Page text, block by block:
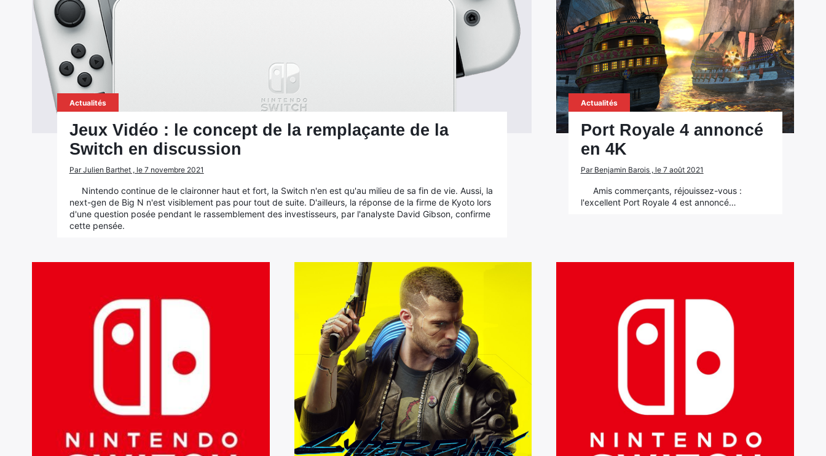
Actualités
Jeux Vidéo : le concept de la remplaçante de la
Switch en discussion
Par Julien Barthet , le 7 novembre 2021
Nintendo continue de le claironner haut et fort, la Switch n'en est qu'au milieu de sa fin de vie. Aussi, la
next-gen de Big N n'est visiblement pas pour tout de suite. D'ailleurs, la réponse de la firme de Kyoto lors
d'une question posée pendant le rassemblement des investisseurs, par l'analyste David Gibson, confirme
cette pensée.
Actualités
Port Royale 4 annoncé
en 4K
Par Benjamin Barois , le 7 août 2021
Amis commerçants, réjouissez-vous :
l'excellent Port Royale 4 est annoncé…